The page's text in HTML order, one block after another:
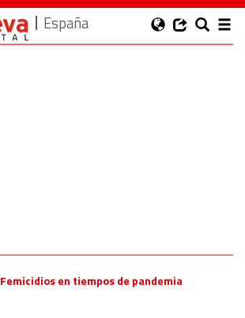
España
Femicidios en tiempos de pandemia